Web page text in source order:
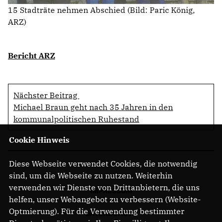
Bericht ARZ
Nächster Beitrag
Michael Braun geht nach 35 Jahren in den
kommunalpolitischen Ruhestand
15 Stadträte nehmen Abschied (Bild: Paric König,
ARZ)
IMPRESSUM
DATENSCHUTZ
Cookie Hinweis
Diese Webseite verwendet Cookies, die notwendig
sind, um die Webseite zu nutzen. Weiterhin
verwenden wir Dienste von Drittanbietern, die uns
helfen, unser Webangebot zu verbessern (Website-
Optmierung). Für die Verwendung bestimmter